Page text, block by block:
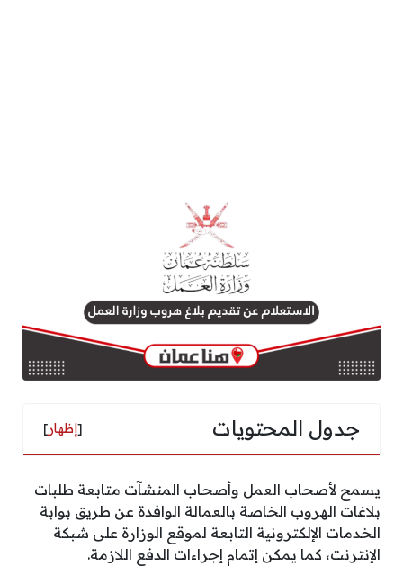
جدول المحتويات [إظهار]
يسمح لأصحاب العمل وأصحاب المنشآت متابعة طلبات
بلاغات الهروب الخاصة بالعمالة الوافدة عن طريق بوابة
الخدمات الإلكترونية التابعة لموقع الوزارة على شبكة
الإنترنت، كما يمكن إتمام إجراءات الدفع اللازمة.